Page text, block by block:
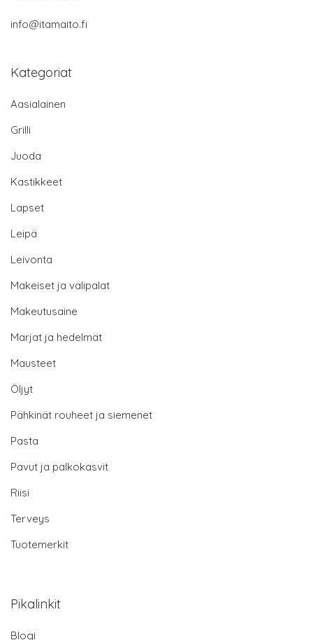
info@itamaito.fi
Kategoriat
Aasialainen
Grilli
Juoda
Kastikkeet
Lapset
Leipä
Leivonta
Makeiset ja välipalat
Makeutusaine
Marjat ja hedelmät
Mausteet
Öljyt
Pähkinät rouheet ja siemenet
Pasta
Pavut ja palkokasvit
Riisi
Terveys
Tuotemerkit
Pikalinkit
Blogi